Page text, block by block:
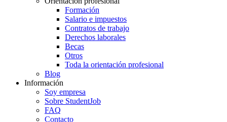
Formación
Salario e impuestos
Contratos de trabajo
Derechos laborales
Becas
Otros
Toda la orientación profesional
Blog
Información
Soy empresa
Sobre StudentJob
FAQ
Contacto